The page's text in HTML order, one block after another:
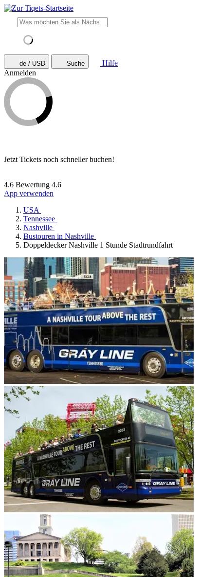
de / USD Suche
Hilfe
Anmelden
Jetzt Tickets noch schneller buchen!
4.6 Bewertung 4.6
App verwenden
USA
Tennessee
Nashville
Bustouren in Nashville
Doppeldecker Nashville 1 Stunde Stadtrundfahrt